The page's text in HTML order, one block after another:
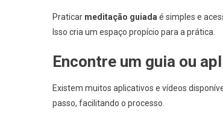
Praticar meditação guiada é simples e
Isso cria um espaço propício para a prática.
Encontre um guia ou
Existem muitos aplicativos e vídeos
passo, facilitando o processo.